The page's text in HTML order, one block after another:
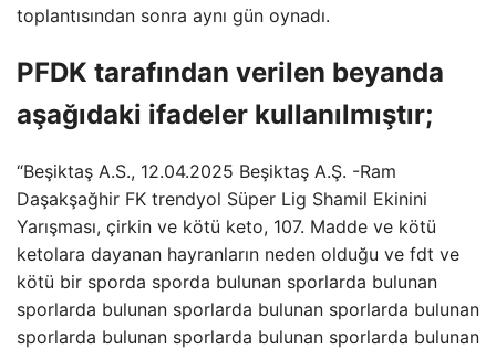
toplantısından sonra aynı gün oynadı.
PFDK tarafından verilen beyanda
aşağıdaki ifadeler kullanılmıştır;
“Beşiktaş A.S., 12.04.2025 Beşiktaş A.Ş. -Ram
Daşakşağhir FK trendyol Süper Lig Shamil Ekinini
Yarışması, çirkin ve kötü keto, 107. Madde ve kötü
ketolara dayanan hayranların neden olduğu ve fdt ve
kötü bir sporda sporda bulunan sporlarda bulunan
sporlarda bulunan sporlarda bulunan sporlarda bulunan
sporlarda bulunan sporlarda bulunan sporlarda bulunan